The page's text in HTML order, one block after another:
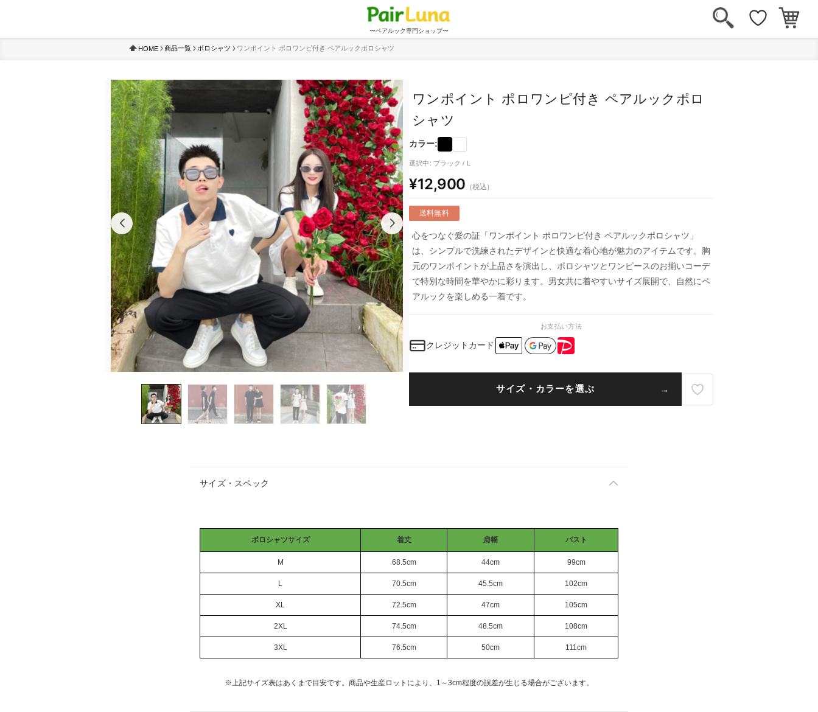
〜ペアルック専門ショップ〜
HOME 商品一覧 ポロシャツ ワンポイント ポロワンピ付き ペアルックポロシャツ
ワンポイント ポロワンピ付き ペアルックポロ
シャツ
カラー:
選択中: ブラック / L
¥12,900 （税込）
送料無料
心をつなぐ愛の証「ワンポイント ポロワンピ付き ペアルックポロシャツ」
は、シンプルで洗練されたデザインと快適な着心地が魅力のアイテムです。胸
元のワンポイントが上品さを演出し、ポロシャツとワンピースのお揃いコーデ
で特別な時間を華やかに彩ります。男女共に着やすいサイズ展開で、自然にペ
アルックを楽しめる一着です。
お支払い方法
クレジットカード
サイズ・カラーを選ぶ
サイズ・スペック
ポロシャツサイズ 着丈 肩幅 バスト
M 68.5cm 44cm 99cm
L 70.5cm 45.5cm 102cm
XL 72.5cm 47cm 105cm
2XL 74.5cm 48.5cm 108cm
3XL 76.5cm 50cm 111cm
※上記サイズ表はあくまで目安です。商品や生産ロットにより、1～3cm程度の誤差が生じる場合がございます。